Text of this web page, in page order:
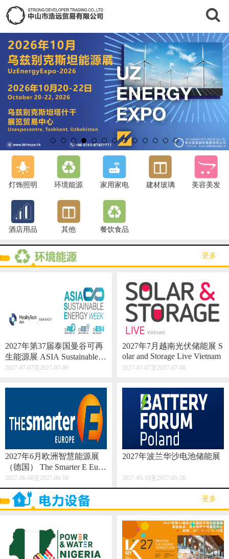
灯饰照明 环境能源 家用家电 建材玻璃 美容美发
酒店用品 其他 餐饮食品
·更多·
2027年第37届泰国曼谷可再
生能源展 ASIA Sustainable E
nergy Week
2027-07-07至2027-07-09
2027年7月越南光伏储能展 S
olar and Storage Live Vietnam
2027-07-07至2027-07-08
2027年6月欧洲智慧能源展
（德国） The Smarter E Euro
pe 2027
2027-06-08至2027-06-10
2027年波兰华沙电池储能展
2027-05-18至2027-05-20
·更多·